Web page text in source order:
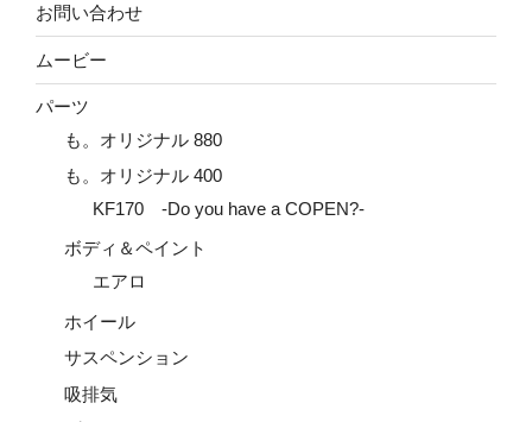
お問い合わせ
ムービー
パーツ
も。オリジナル 880
も。オリジナル 400
KF170 -Do you have a COPEN?-
ボディ＆ペイント
エアロ
ホイール
サスペンション
吸排気